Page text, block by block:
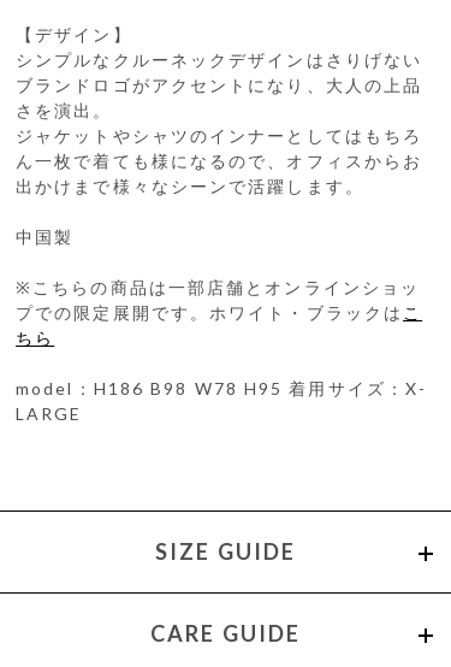
【デザイン】
シンプルなクルーネックデザインはさりげない
ブランドロゴがアクセントになり、大人の上品
さを演出。
ジャケットやシャツのインナーとしてはもちろ
ん一枚で着ても様になるので、オフィスからお
出かけまで様々なシーンで活躍します。
中国製
※こちらの商品は一部店舗とオンラインショッ
プでの限定展開です。ホワイト・ブラックは こ
ちら
model：H186 B98 W78 H95 着用サイズ：X-
LARGE
SIZE GUIDE
CARE GUIDE